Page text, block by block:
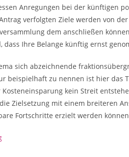
Anregungen bei der künftigen
verfolgten Ziele werden von
dem anschließen
dass Ihre Belange künftig ernst
sich abzeichnende
beispielhaft zu nennen ist hier das
kein Streit
Zielsetzung mit einem breiteren
Fortschritte erzielt werden